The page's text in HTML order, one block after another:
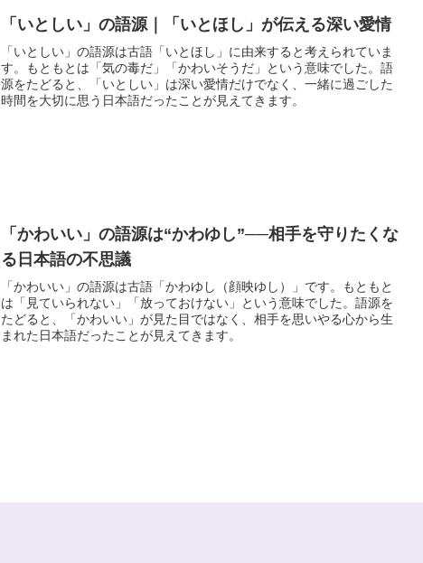
「いとしい」の語源｜「いとほし」が伝える深い愛情
「いとしい」の語源は古語「いとほし」に由来すると考えられていま
す。もともとは「気の毒だ」「かわいそうだ」という意味でした。語
源をたどると、「いとしい」は深い愛情だけでなく、一緒に過ごした
時間を大切に思う日本語だったことが見えてきます。
「かわいい」の語源は“かわゆし”──相手を守りたくな
る日本語の不思議
「かわいい」の語源は古語「かわゆし（顔映ゆし）」です。もともと
は「見ていられない」「放っておけない」という意味でした。語源を
たどると、「かわいい」が見た目ではなく、相手を思いやる心から生
まれた日本語だったことが見えてきます。